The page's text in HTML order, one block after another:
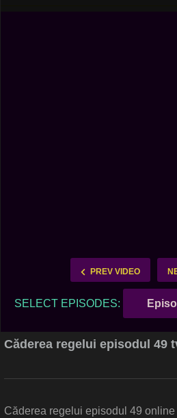
PREV VIDEO
SELECT EPISODES:
Căderea regelui episodul 49
Căderea regelui episodul 49